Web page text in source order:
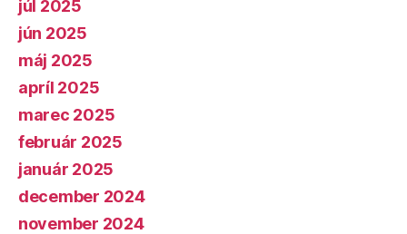
júl 2025
jún 2025
máj 2025
apríl 2025
marec 2025
február 2025
január 2025
december 2024
november 2024